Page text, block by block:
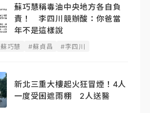
蘇巧慧稱毒油中央地方各自負
責！ 李四川競辦酸：你爸當
年不是這樣說
巧慧 #蘇貞昌 #李四川
新北三重大樓起火狂冒煙！4人
一度受困遮雨棚 2人送醫